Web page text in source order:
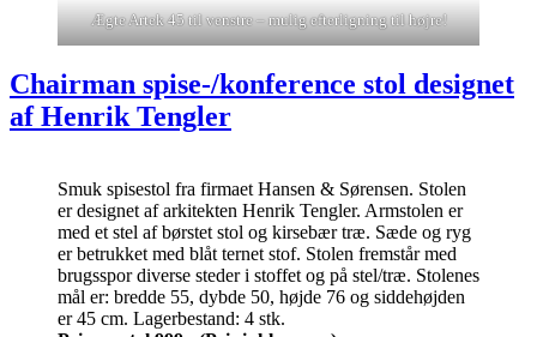
Ægte Artek 45 til venstre – mulig efterligning til højre!
Chairman spise-/konference stol designet
af Henrik Tengler
Smuk spisestol fra firmaet Hansen & Sørensen. Stolen
er designet af arkitekten Henrik Tengler. Armstolen er
med et stel af børstet stol og kirsebær træ. Sæde og ryg
er betrukket med blåt ternet stof. Stolen fremstår med
brugsspor diverse steder i stoffet og på stel/træ. Stolenes
mål er: bredde 55, dybde 50, højde 76 og siddehøjden
er 45 cm. Lagerbestand: 4 stk.